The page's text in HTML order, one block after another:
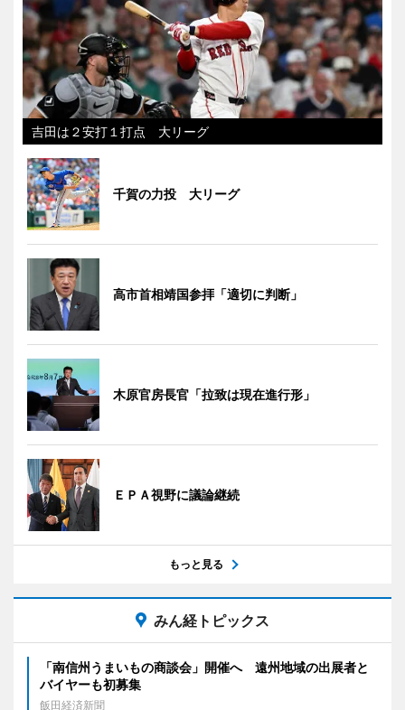
吉田は２安打１打点 大リーグ
千賀の力投 大リーグ
高市首相靖国参拝「適切に判断」
木原官房長官「拉致は現在進行形」
ＥＰＡ視野に議論継続
もっと見る
みん経トピックス
「南信州うまいもの商談会」開催へ 遠州地域の出展者と
バイヤーも初募集
飯田経済新聞